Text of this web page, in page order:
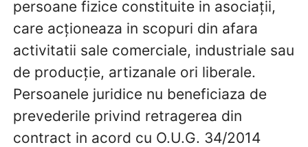
persoane fizice constituite in asociaţii,
care acţioneaza in scopuri din afara
activitatii sale comerciale, industriale sau
de producţie, artizanale ori liberale.
Persoanele juridice nu beneficiaza de
prevederile privind retragerea din
contract in acord cu O.U.G. 34/2014